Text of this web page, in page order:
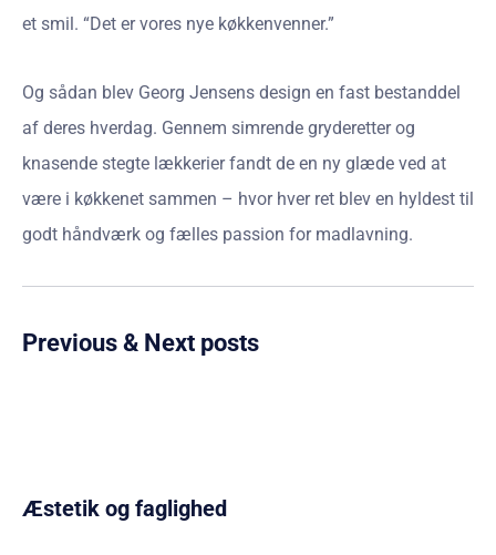
et smil. “Det er vores nye køkkenvenner.”
Og sådan blev Georg Jensens design en fast bestanddel
af deres hverdag. Gennem simrende gryderetter og
knasende stegte lækkerier fandt de en ny glæde ved at
være i køkkenet sammen – hvor hver ret blev en hyldest til
godt håndværk og fælles passion for madlavning.
Previous & Next posts
Æstetik og faglighed